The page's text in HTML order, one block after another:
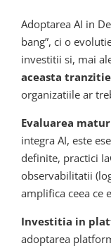
Adoptarea AI in
bang”, ci o
investitii si, mai
aceasta tranzitie
organizatiile ar
Evaluarea
integra AI, este
definite, practici
observabilitatii
amplifica ceea ce
Investitia in
adoptarea